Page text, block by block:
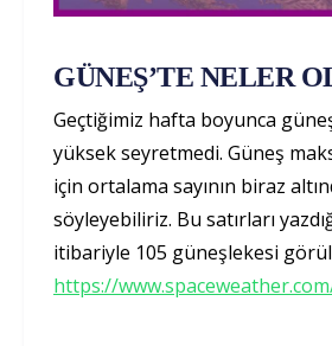
GÜNEŞ’TE NELER
Geçtiğimiz hafta boyunca
yüksek seyretmedi. Güneş
için ortalama sayının biraz
söyleyebiliriz. Bu satırları
itibariyle 105 güneşlekesi
https://